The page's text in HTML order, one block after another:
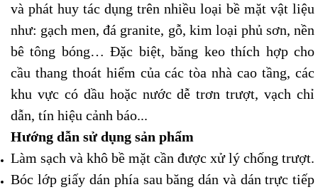
và phát huy tác dụng trên nhiều loại bề mặt vật liệu
như: gạch men, đá granite, gỗ, kim loại phủ sơn, nền
bê tông bóng… Đặc biệt, băng keo thích hợp cho
cầu thang thoát hiểm của các tòa nhà cao tầng, các
khu vực có dầu hoặc nước dễ trơn trượt, vạch chỉ
dẫn, tín hiệu cảnh báo...
Hướng dẫn sử dụng sản phẩm
Làm sạch và khô bề mặt cần được xử lý chống trượt.
Bóc lớp giấy dán phía sau băng dán và dán trực tiếp